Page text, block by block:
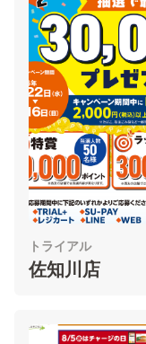
トライアル
佐知川店